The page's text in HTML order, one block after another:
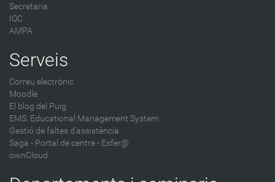
Secretaria
IOC
AMPA
Serveis
Correu electrònic
Moodle
El blog del Puig
EMS: Educational Management System
Gestió de faltes d'assistència
Saga - Portal de centre - Esfer@
ownCloud